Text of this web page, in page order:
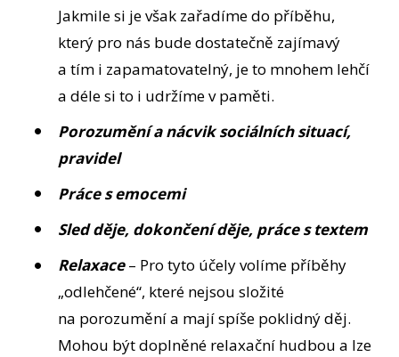
Jakmile si je však zařadíme do příběhu,
který pro nás bude dostatečně zajímavý
a tím i zapamatovatelný, je to mnohem lehčí
a déle si to i udržíme v paměti.
Porozumění a nácvik sociálních situací,
pravidel
Práce s emocemi
Sled děje, dokončení děje, práce s textem
Relaxace– Pro tyto účely volíme příběhy
„odlehčené“, které nejsou složité
na porozumění a mají spíše poklidný děj.
Mohou být doplněné relaxační hudbou a lze